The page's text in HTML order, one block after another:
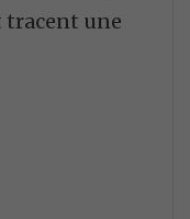
tracent une